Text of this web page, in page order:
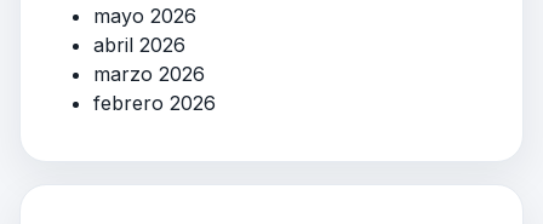
mayo 2026
abril 2026
marzo 2026
febrero 2026